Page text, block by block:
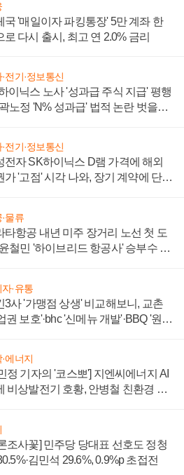
국 '매일이자 파킹통장' 5만 계좌 한
로 다시 출시, 최고 연 2.0% 금리
전기·정보통신
이닉스 노사 '성과급 주식 지급' 평행
노정 'N% 성과급' 법적 논란 벗을지
전기·정보통신
전자 SK하이닉스 D램 가격에 해외
가 '고점' 시각 나와, 장기 계약에 단점
물류
타항공 내년 미주 장거리 노선 첫 도
철민 '하이브리드 항공사' 승부수 통
·유통
3사 '가맹점 상생' 비교해보니, 교촌
권 보호'·bhc '신메뉴 개발'·BBQ '원가
에너지
정 기자의 '코스뽀'] 지엔씨에너지 AI
비상발전기 호황, 안병철 친환경 에
조사꽃] 민주당 당대표 선호도 정청
김민석 29.6%, 0.9%p 초접전